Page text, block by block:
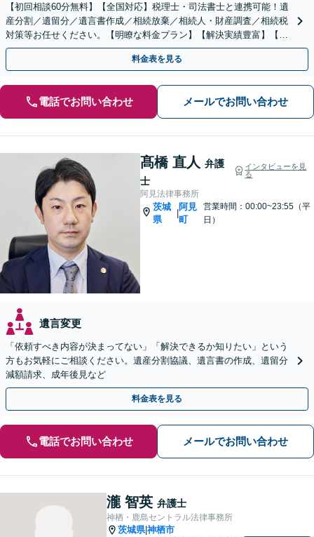
【初回相談60分無料】【全国対応】税理士・司法書士と連携可能！遺
産分割／遺留分／遺言書作成／相続放棄／相続人・財産調査／相続税
対策等お任せください。【明瞭な料金プラン】【解決実績豊富】【電
話相談可】
料金表を見る
電話でお問い合わせ メールでお問い合わせ
髙橋 直人 弁護
士
インタビューを見
る
阿見法律事務所
茨城
県
|
阿見
町
営業時間：00:00~23:55（平
日）
遺言変更
「依頼すべき内容が決まってない」「解決できるか知りたい」という
方もお気軽にご相談ください。遺産分割協議、遺言書の作成、遺留分
減額請求、成年後見など
料金表を見る
電話でお問い合わせ メールでお問い合わせ
瀧 智英 弁護士
神栖・鹿島セントラル法律事務所
茨城県|神栖市